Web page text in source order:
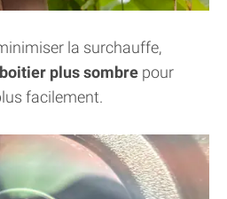
la surchauffe,
plus sombre pour
facilement.